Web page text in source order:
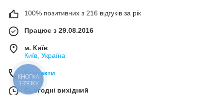
100% позитивних з 216 відгуків за рік
Працює з 29.08.2016
м. Київ
Київ, Україна
Контакти
Сьогодні вихідний
КНОПКА
ЗВ'ЯЗКУ